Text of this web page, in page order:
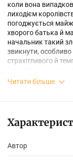
коли вона
лиходієм
погоджується
хворого батька й
начальник такий
звикнути,
страхітливого й
інших
Читати більше
Автор